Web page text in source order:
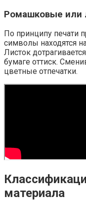
Ромашковые или
По принципу печати
символы находятся
Листок
бумаге оттиск.
цветные отпечатки.
материала